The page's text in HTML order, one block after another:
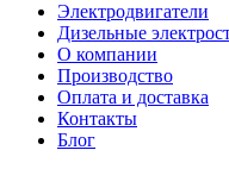
Электродвигатели
Дизельные
О компании
Производство
Оплата и доставка
Контакты
Блог